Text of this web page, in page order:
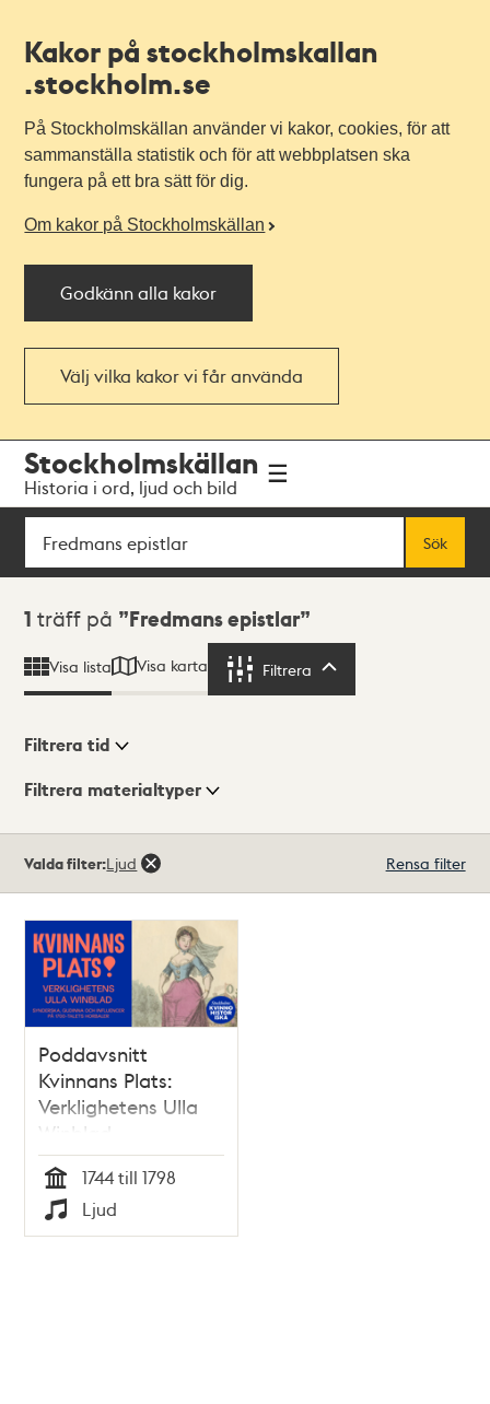
Kakor på stockholmskallan
.stockholm.se
På Stockholmskällan använder vi kakor, cookies, för att
sammanställa statistik och för att webbplatsen ska
fungera på ett bra sätt för dig.
Om kakor på Stockholmskällan
Godkänn alla kakor
Välj vilka kakor vi får använda
navigationen
huvudinnehållet
Stockholmskällan
Historia i ord, ljud och bild
Sök
Sök
Sökresultat
1 träff på Fredmans epistlar
Visa lista Visa karta Filtrera
Visningsläge
Filtrera tid
Filtrera materialtyper
träffar
Valda filter:Ljud Rensa filter
Poddavsnitt
Kvinnans Plats:
Verklighetens Ulla
Winblad –
synderska, gudinna
och influencer på
1700-talets horbaler
Tid
1744 till 1798
Typ
Ljud